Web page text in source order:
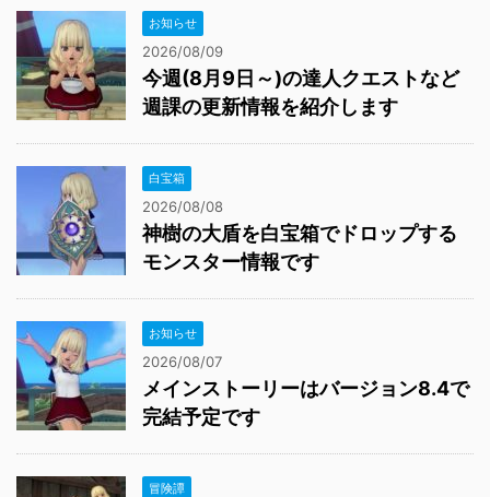
お知らせ
2026/08/09
今週(8月9日～)の達人クエストなど
週課の更新情報を紹介します
白宝箱
2026/08/08
神樹の大盾を白宝箱でドロップする
モンスター情報です
お知らせ
2026/08/07
メインストーリーはバージョン8.4で
完結予定です
冒険譚